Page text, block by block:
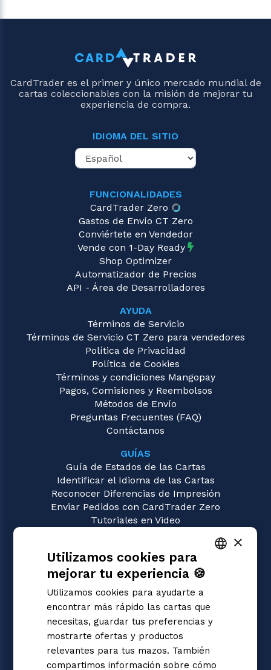
CardTrader es el primer y único mercado mundial de
cartas coleccionables con la misión de mejorar tu
experiencia de compra.
IDIOMA DEL SITIO
FUNCIONALIDADES
CardTrader Zero
Gastos de Envío CT Zero
Conviértete en Vendedor
Vende con 1-Day Ready
Shop Optimizer
Automatizador de Precios
API - Área de Desarrolladores
AYUDA
Términos de Servicio
Términos de Servicio CT Zero para vendedores
Política de Privacidad
Política de Cookies
Términos y condiciones Mangopay
Pagos, Comisiones y Reembolsos
Métodos de Envío
Preguntas Frecuentes (FAQ)
Contáctanos
GUÍAS
Guía de Estados de las Cartas
Identificar el Idioma de las Cartas
Reconocer Diferencias de Impresión
Enviar Pedidos con CardTrader Zero
Tutoriales en Video
Dragon Ball Super
Magic: the Gathering
Pokémon
Yu-Gi-Oh!
Flesh and Blood
Digimon
One Piece
Cardfight!! Vanguard
Disney Lorcana
ITALIAN
×
Utilizamos cookies para
mejorar tu experiencia 🍪
Utilizamos cookies para ayudarte a
encontrar más rápido las cartas que
necesitas, guardar tus preferencias y
mostrarte ofertas y productos
relevantes para tus mazos. También
compartimos información sobre cómo